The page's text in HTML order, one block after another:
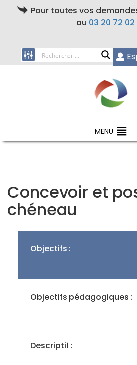
Pour toutes vos
au 03 20 72 02
MENU
Concevoir et
chéneau
Objectifs :
Objectifs pédagogiques :
Descriptif :